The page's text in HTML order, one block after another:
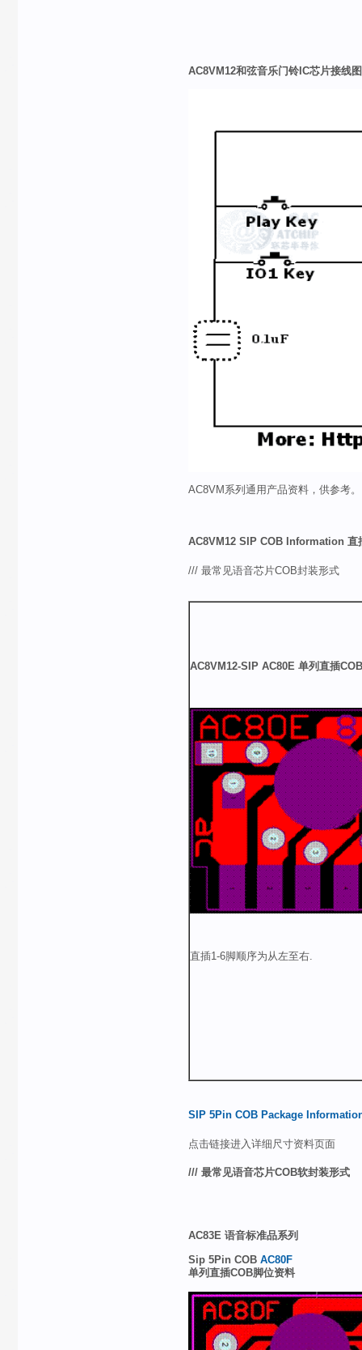
AC8VM12和弦音乐门铃IC芯片接线
AC8VM系列通用产品资料，供参考。
AC8VM12 SIP COB Information 直
/// 最常见语音芯片COB封装形式
AC8VM12-SIP AC80E 单列直插COB
直插1-6脚顺序为从左至右.
SIP 5Pin COB Package
点击链接进入详细尺寸资料页面
/// 最常见语音芯片COB软封装形式
AC83E 语音标准品系列
Sip 5Pin COB AC80F
单列直插COB脚位资料